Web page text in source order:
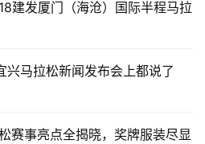
建发厦门（海沧）国际半程马拉
兴马拉松新闻发布会上都说了
赛事亮点全揭晓，奖牌服装尽显